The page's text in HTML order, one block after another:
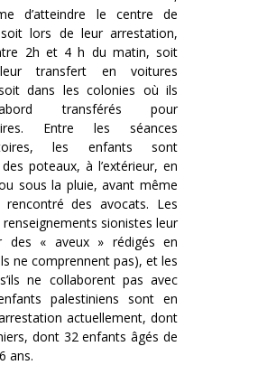
d’atteindre le centre de
lors de leur arrestation,
2h et 4 h du matin, soit
transfert en voitures
dans les colonies où ils
transférés pour
Entre les séances
les enfants sont
poteaux, à l’extérieur, en
sous la pluie, avant même
rencontré des avocats. Les
sionistes leur
des « aveux » rédigés en
ne comprennent pas), et les
ne collaborent pas avec
palestiniens sont en
actuellement, dont
dont 32 enfants âgés de
ans.